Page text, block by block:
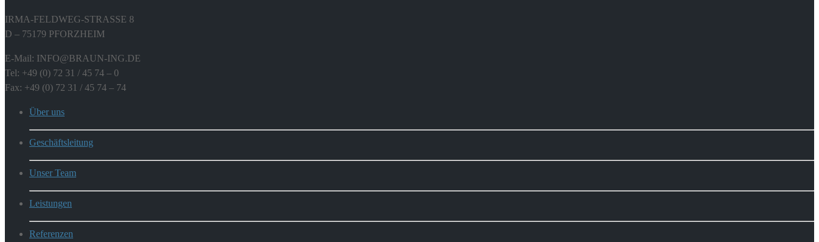
IRMA-FELDWEG-STRASSE 8
D – 75179 PFORZHEIM
E-Mail: INFO@BRAUN-ING.DE
Tel: +49 (0) 72 31 / 45 74 – 0
Fax: +49 (0) 72 31 / 45 74 – 74
Über uns
Geschäftsleitung
Unser Team
Leistungen
Referenzen